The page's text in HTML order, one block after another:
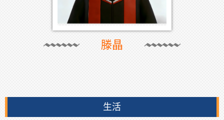
滕晶
生活